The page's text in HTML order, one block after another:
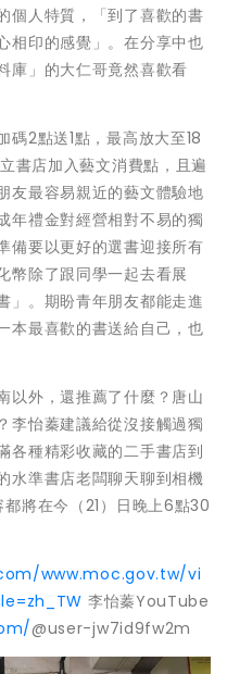
個人特質，「到了喜歡的書
相印的感覺」。在分享中也
庫」的大仁哥竟然喜歡看
碼2點送1點，最高放大至18
書店加入藝文消費點，且遍
友最容易親近的藝文體驗地
年禮金對經營相對不易的獨
備要以更好的選書迎接所有
幣除了跟同學一起去看展
」。期盼青年朋友都能走進
本最喜歡的書送給自己，也
以外，還推薦了什麼？唐山
李怡蓁建議給從沒接觸過獨
各種精彩收藏的二手書店到
水準書店老闆聊天聊到相機
將在今（21）日晚上6點30
www.moc.gov.tw/vi
李怡蓁YouTube
@user-jw7id9fw2m